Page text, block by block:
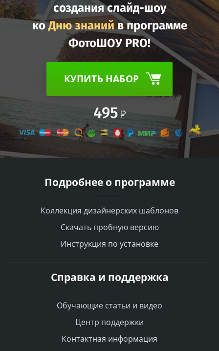
создания слайд-шоу
коДню знанийв программе
ФотоШОУ PRO!
КУПИТЬ НАБОР
495
Подробнее о программе
Коллекция дизайнерских шаблонов
Скачать пробную версию
Инструкция по установке
Справка и поддержка
Обучающие статьи и видео
Центр поддержки
Контактная информация